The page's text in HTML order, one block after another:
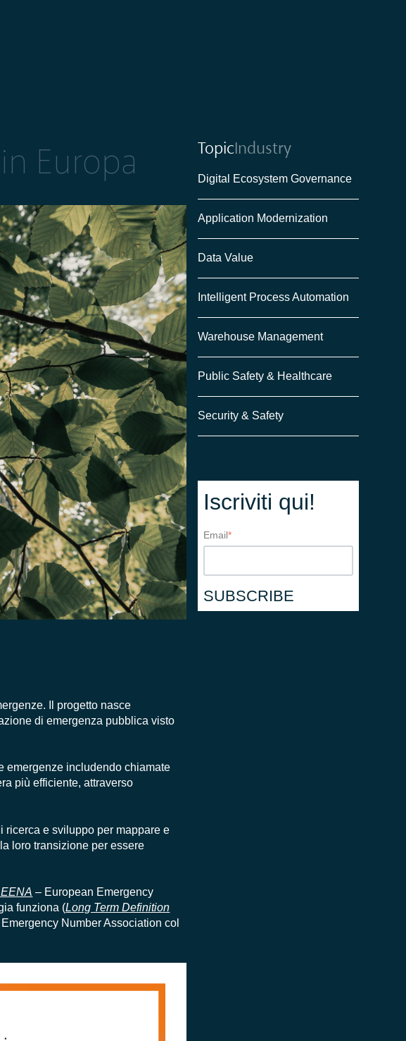
Europa
Il progetto nasce
di emergenza pubblica visto
emergenze includendo chiamate
più efficiente, attraverso
ricerca e sviluppo per mappare e
loro transizione per essere
EENA – European Emergency
funziona (Long Term Definition
NumberAssociation col
TopicIndustry
Digital Ecosystem Governance
Application Modernization
Data Value
Intelligent Process Automation
Warehouse Management
Public Safety & Healthcare
Security & Safety
Iscriviti qui!
Email*